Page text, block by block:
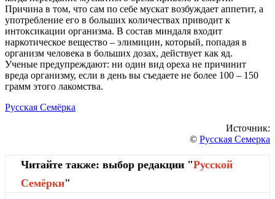
Причина в том, что сам по себе мускат возбуждает аппетит, а
употребление его в больших количествах приводит к
интоксикации организма. В состав миндаля входит
наркотическое вещество – элимицин, который, попадая в
организм человека в больших дозах, действует как яд.
Ученые предупреждают: ни один вид ореха не причинит
вреда организму, если в день вы съедаете не более 100 – 150
грамм этого лакомства.
Русская Семёрка
Источник:
© Русская Семерка
Читайте также: выбор редакции "Русской
Cемёрки"